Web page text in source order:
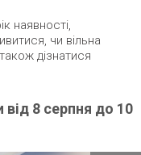
наявності,
чи вільна
дізнатися
від 8 серпня до 10